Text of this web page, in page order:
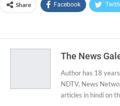
Share Facebook
The News
Author has 18
NDTV, News
articles in hindi on